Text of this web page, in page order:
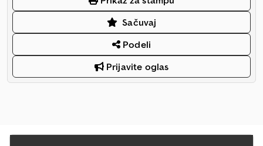
Sačuvaj
Podeli
Prijavite oglas